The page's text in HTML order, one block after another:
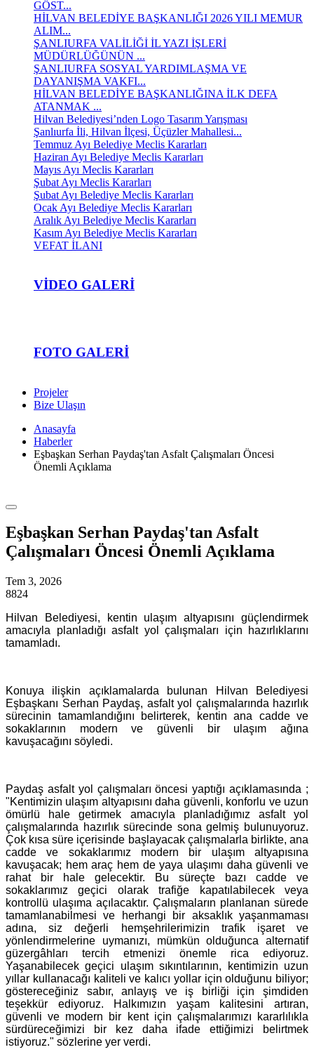
GÖST...
HİLVAN BELEDİYE BAŞKANLIĞI 2026 YILI MEMUR
ALIM...
ŞANLIURFA VALİLİĞİ İL YAZI İŞLERİ
MÜDÜRLÜĞÜNÜN ...
ŞANLIURFA SOSYAL YARDIMLAŞMA VE
DAYANIŞMA VAKFI...
HİLVAN BELEDİYE BAŞKANLIĞINA İLK DEFA
ATANMAK ...
Hilvan Belediyesi’nden Logo Tasarım Yarışması
Şanlıurfa İli, Hilvan İlçesi, Üçüzler Mahallesi...
Temmuz Ayı Belediye Meclis Kararları
Haziran Ayı Belediye Meclis Kararları
Mayıs Ayı Meclis Kararları
Şubat Ayı Meclis Kararları
Şubat Ayı Belediye Meclis Kararları
Ocak Ayı Belediye Meclis Kararları
Aralık Ayı Belediye Meclis Kararları
Kasım Ayı Belediye Meclis Kararları
VEFAT İLANI
VIDEO GALERI
FOTO GALERI
Projeler
Bize Ulaşın
Anasayfa
Haberler
Eşbaşkan Serhan Paydaş'tan Asfalt Çalışmaları Öncesi
Önemli Açıklama
Eşbaşkan Serhan Paydaş'tan Asfalt
Çalışmaları Öncesi Önemli Açıklama
Tem 3, 2026
8824
Hilvan Belediyesi, kentin ulaşım altyapısını güçlendirmek
amacıyla planladığı asfalt yol çalışmaları için hazırlıklarını
tamamladı.
Konuya ilişkin açıklamalarda bulunan Hilvan Belediyesi
Eşbaşkanı Serhan Paydaş, asfalt yol çalışmalarında hazırlık
sürecinin tamamlandığını belirterek, kentin ana cadde ve
sokaklarının modern ve güvenli bir ulaşım ağına
kavuşacağını söyledi.
Paydaş asfalt yol çalışmaları öncesi yaptığı açıklamasında ;
"Kentimizin ulaşım altyapısını daha güvenli, konforlu ve uzun
ömürlü hale getirmek amacıyla planladığımız asfalt yol
çalışmalarında hazırlık sürecinde sona gelmiş bulunuyoruz.
Çok kısa süre içerisinde başlayacak çalışmalarla birlikte, ana
cadde ve sokaklarımız modern bir ulaşım altyapısına
kavuşacak; hem araç hem de yaya ulaşımı daha güvenli ve
rahat bir hale gelecektir. Bu süreçte bazı cadde ve
sokaklarımız geçici olarak trafiğe kapatılabilecek veya
kontrollü ulaşıma açılacaktır. Çalışmaların planlanan sürede
tamamlanabilmesi ve herhangi bir aksaklık yaşanmaması
adına, siz değerli hemşehrilerimizin trafik işaret ve
yönlendirmelerine uymanızı, mümkün olduğunca alternatif
güzergâhları tercih etmenizi önemle rica ediyoruz.
Yaşanabilecek geçici ulaşım sıkıntılarının, kentimizin uzun
yıllar kullanacağı kaliteli ve kalıcı yollar için olduğunu biliyor;
göstereceğiniz sabır, anlayış ve iş birliği için şimdiden
teşekkür ediyoruz. Halkımızın yaşam kalitesini artıran,
güvenli ve modern bir kent için çalışmalarımızı kararlılıkla
sürdüreceğimizi bir kez daha ifade ettiğimizi belirtmek
istiyoruz." sözlerine yer verdi.